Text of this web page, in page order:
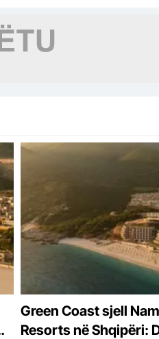
Green Coast sjell
Resorts në Shqipëri: